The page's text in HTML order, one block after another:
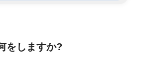
をしますか?